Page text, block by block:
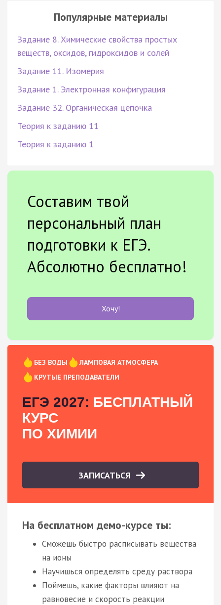
Популярные материалы
Задание 8. Химические свойства простых
веществ, оксидов, гидроксидов и солей
Задание 11. Изомерия
Задание 1. Электронная конфигурация
Задание 32. Органическая цепочка
Теория к заданию 11
Теория к заданию 1
Составим твой
персональный план
подготовки к ЕГЭ.
Абсолютно бесплатно!
Хочу!
БЕЗ ВОДЫ
ЛАМПОВАЯ АТМОСФЕРА
КРУТЫЕ ПРЕПОДАВАТЕЛИ
ЕГЭ 2027: БЕСПЛАТНЫЙ
КУРС
ПО ХИМИИ
ЗАПИСАТЬСЯ
На бесплатном демо-курсе ты:
Сможешь быстро расписывать вещества
на ионы
Научишься определять среду раствора
Поймешь, какие факторы влияют на
равновесие и скорость реакции